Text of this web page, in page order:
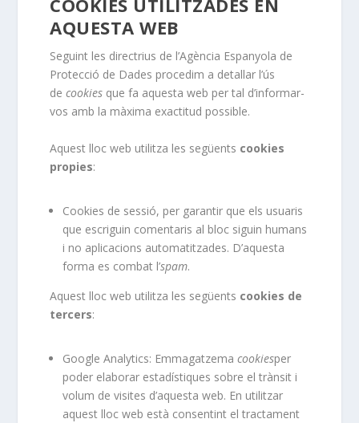
COOKIES UTILITZADES EN
AQUESTA WEB
Seguint les directrius de l’Agència Espanyola de
Protecció de Dades procedim a detallar l’ús
decookies que fa aquesta web per tal d’informar-
vos amb la màxima exactitud possible.
Aquest lloc web utilitza les següents cookies
propies:
Cookies de sessió, per garantir que els usuaris
que escriguin comentaris al bloc siguin humans
i no aplicacions automatitzades. D’aquesta
forma es combat l’spam.
Aquest lloc web utilitza les següents cookies de
tercers:
Google Analytics: Emmagatzemacookiesper
poder elaborar estadístiques sobre el trànsit i
volum de visites d’aquesta web. En utilitzar
aquest lloc web està consentint el tractament